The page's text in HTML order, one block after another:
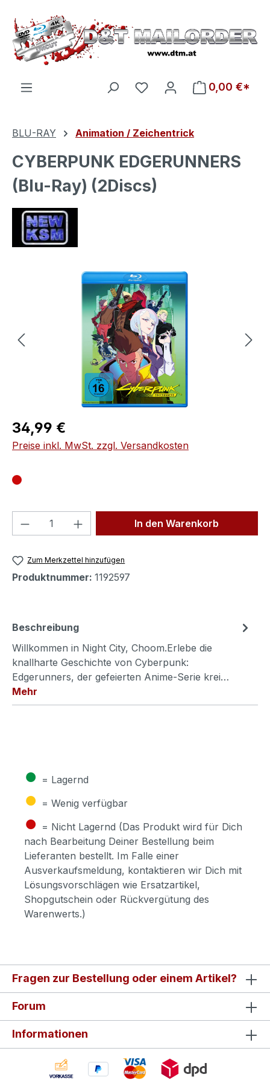
Zum Hauptinhalt springen
Du hast 0 Produkte auf
0,00 €*
BLU-RAY Animation / Zeichentrick
CYBERPUNK EDGERUNNERS
(Blu-Ray) (2Discs)
Bildergalerie überspringen
Regulärer Preis:
34,99 €
Preise inkl. MwSt. zzgl. Versandkosten
Produkt Anzahl: Gib denIn den Warenkorb
Zum Merkzettel hinzufügen
Produktnummer: 1192597
Beschreibung
Willkommen in Night City, Choom.Erlebe die
knallharte Geschichte von Cyberpunk:
Edgerunners, der gefeierten Anime-Serie krei…
Mehr
● = Lagernd
● = Wenig verfügbar
● = Nicht Lagernd (Das Produkt wird für Dich
nach Bearbeitung Deiner Bestellung beim
Lieferanten bestellt. Im Falle einer
Ausverkaufsmeldung, kontaktieren wir Dich mit
Lösungsvorschlägen wie Ersatzartikel,
Shopgutschein oder Rückvergütung des
Warenwerts.)
Fragen zur Bestellung oder einem Artikel?
Forum
Informationen